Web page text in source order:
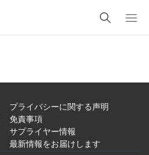
プライバシーに関する声明
免責事項
サプライヤー情報
最新情報をお届けします